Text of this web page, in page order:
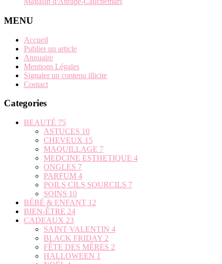
MENU
Accueil
Publier un article
Annuaire
Mentions Légales
Signaler un contenu illicite
Contact
Categories
BEAUTÉ 75
ASTUCES 10
CHEVEUX 15
MAQUILLAGE 7
MEDCINE ESTHETIQUE 4
ONGLES 7
PARFUM 4
POILS CILS SOURCILS 7
SOINS 10
BÉBÉ & ENFANT 12
BIEN-ÊTRE 24
CADEAUX 23
SAINT VALENTIN 4
BLACK FRIDAY 2
FÊTE DES MÈRES 2
HALLOWEEN 1